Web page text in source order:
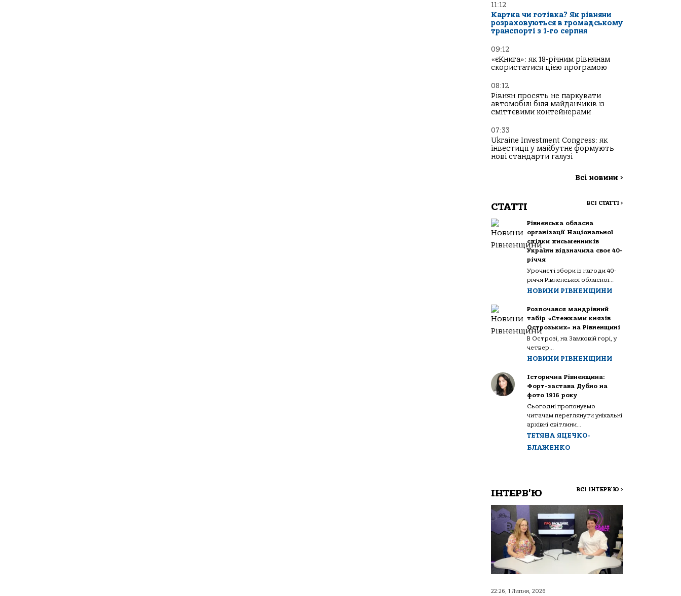
11:12
Картка чи готівка? Як рівняни
розраховуються в громадському
транспорті з 1-го серпня
09:12
«єКнига»: як 18-річним рівнянам
скористатися цією програмою
08:12
Рівнян просять не паркувати
автомобілі біля майданчиків із
сміттєвими контейнерами
07:33
Ukraine Investment Congress: як
інвестиції у майбутнє формують
нові стандарти галузі
Всі новини >
СТАТТІ ВСІ СТАТТІ >
Рівненська обласна
організації Національної
спілки письменників
України відзначила своє 40-
річчя
Урочисті збори із нагоди 40-
річчя Рівненської обласної...
НОВИНИ РІВНЕНЩИНИ
Розпочався мандрівний
табір «Стежками князів
Острозьких» на Рівненщині
В Острозі, на Замковій горі, у
четвер...
НОВИНИ РІВНЕНЩИНИ
Історична Рівненщина:
Форт-застава Дубно на
фото 1916 року
Сьогодні пропонуємо
читачам переглянути унікальні
архівні світлини...
ТЕТЯНА ЯЦЕЧКО-
БЛАЖЕНКО
ІНТЕРВ'Ю ВСІ ІНТЕРВ'Ю >
22:26, 1 Липня, 2026